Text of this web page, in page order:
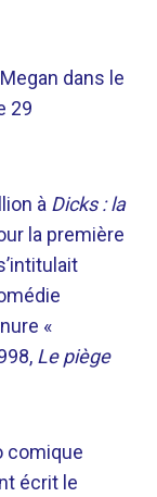
dans le
29
à Dicks : la
la première
«
Le piège
comique
écrit le